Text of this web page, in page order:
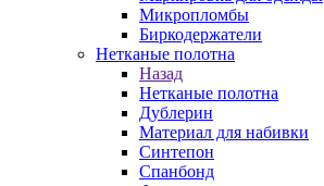
Микропломбы
Биркодержатели
Нетканые полотна
Назад
Нетканые полотна
Дублерин
Материал для набивки
Синтепон
Спанбонд